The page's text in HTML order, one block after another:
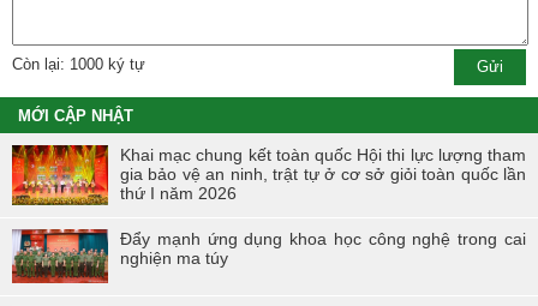
Còn lại: 1000 ký tự
MỚI CẬP NHẬT
Khai mạc chung kết toàn quốc Hội thi lực lượng tham
gia bảo vệ an ninh, trật tự ở cơ sở giỏi toàn quốc lần
thứ I năm 2026
Đẩy mạnh ứng dụng khoa học công nghệ trong cai
nghiện ma túy